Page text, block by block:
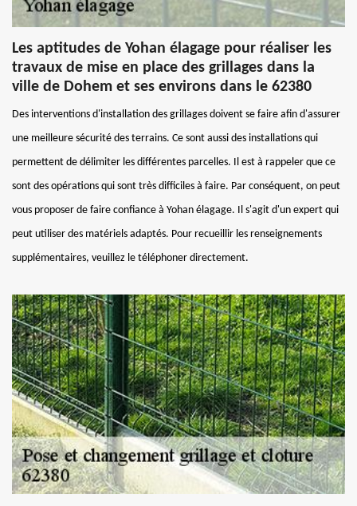
Les aptitudes de Yohan élagage pour réaliser les
travaux de mise en place des grillages dans la
ville de Dohem et ses environs dans le 62380
Des interventions d'installation des grillages doivent se faire afin d'assurer
une meilleure sécurité des terrains. Ce sont aussi des installations qui
permettent de délimiter les différentes parcelles. Il est à rappeler que ce
sont des opérations qui sont très difficiles à faire. Par conséquent, on peut
vous proposer de faire confiance à Yohan élagage. Il s'agit d'un expert qui
peut utiliser des matériels adaptés. Pour recueillir les renseignements
supplémentaires, veuillez le téléphoner directement.